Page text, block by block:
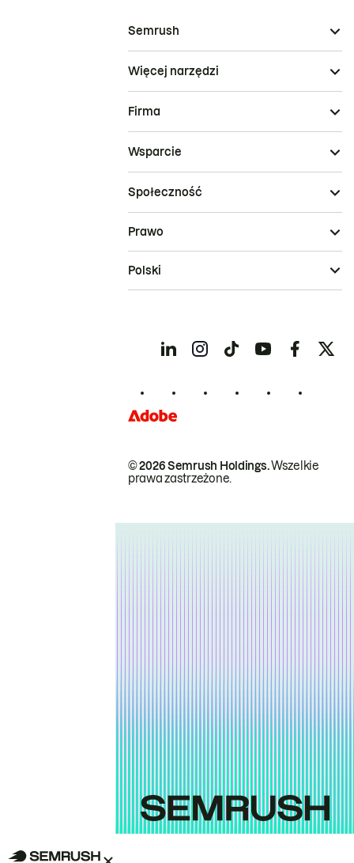
Semrush
Więcej narzędzi
Firma
Wsparcie
Społeczność
© 2026 Semrush Holdings.Wszelkie
prawa zastrzeżone.
Prawo
Polski